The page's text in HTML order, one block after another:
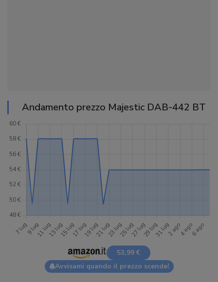
Andamento prezzo Majestic DAB-442 BT
53,99 €
Avvisami quando il prezzo scende!